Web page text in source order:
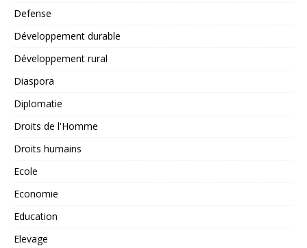
Defense
Développement durable
Développement rural
Diaspora
Diplomatie
Droits de l'Homme
Droits humains
Ecole
Economie
Education
Elevage